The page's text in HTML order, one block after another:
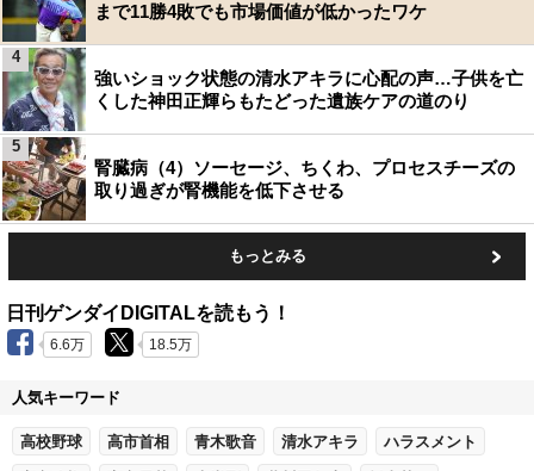
まで11勝4敗でも市場価値が低かったワケ
強いショック状態の清水アキラに心配の声…子供を亡
くした神田正輝らもたどった遺族ケアの道のり
4
腎臓病（4）ソーセージ、ちくわ、プロセスチーズの
取り過ぎが腎機能を低下させる
5
もっとみる
日刊ゲンダイDIGITALを読もう！
6.6万 18.5万
人気キーワード
高校野球 高市首相 青木歌音 清水アキラ ハラスメント